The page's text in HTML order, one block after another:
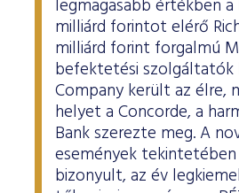
legmagasabb értékben a
milliárd forintot elérő
milliárd forint forgalmú
befektetési
Company került az élre,
helyet a Concorde, a
Bank szerezte meg. A
események
bizonyult, az év